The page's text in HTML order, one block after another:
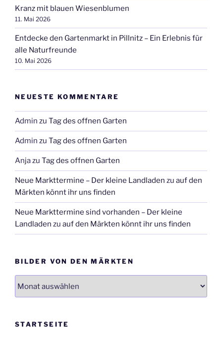
Kranz mit blauen Wiesenblumen
11. Mai 2026
Entdecke den Gartenmarkt in Pillnitz – Ein Erlebnis für
alle Naturfreunde
10. Mai 2026
NEUESTE KOMMENTARE
Admin zu Tag des offnen Garten
Admin zu Tag des offnen Garten
Anjazu Tag des offnen Garten
Neue Markttermine – Der kleine Landladen zu auf den
Märkten könnt ihr uns finden
Neue Markttermine sind vorhanden – Der kleine
Landladen zu auf den Märkten könnt ihr uns finden
BILDER VON DEN MÄRKTEN
von
STARTSEITE